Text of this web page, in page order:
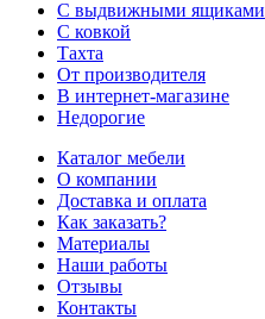
С выдвижными ящиками
С ковкой
Тахта
От производителя
В интернет-магазине
Недорогие
Каталог мебели
О компании
Доставка и оплата
Как заказать?
Материалы
Наши работы
Отзывы
Контакты